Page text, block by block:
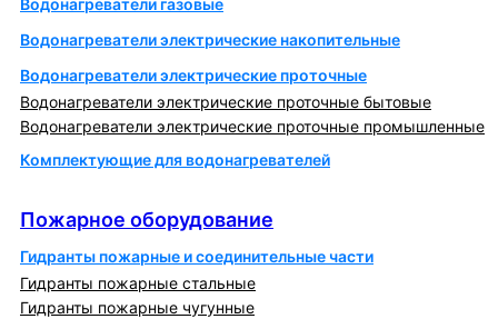
Водонагреватели газовые
Водонагреватели электрические накопительные
Водонагреватели электрические проточные
Водонагреватели электрические проточные бытовые
Водонагреватели электрические проточные промышленные
Комплектующие для водонагревателей
Пожарное оборудование
Гидранты пожарные и соединительные части
Гидранты пожарные стальные
Гидранты пожарные чугунные